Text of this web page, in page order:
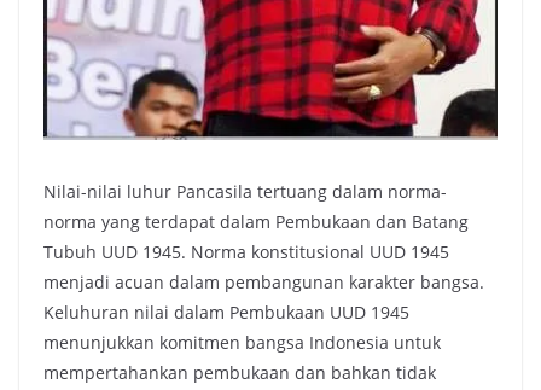
Nilai-nilai luhur Pancasila tertuang dalam norma-
norma yang terdapat dalam Pembukaan dan Batang
Tubuh UUD 1945. Norma konstitusional UUD 1945
menjadi acuan dalam pembangunan karakter bangsa.
Keluhuran nilai dalam Pembukaan UUD 1945
menunjukkan komitmen bangsa Indonesia untuk
mempertahankan pembukaan dan bahkan tidak